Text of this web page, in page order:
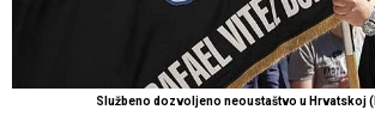
Službeno dozvoljeno neoustaštvo u Hrvatskoj